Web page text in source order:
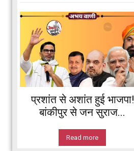
प्रशांत से अशांत हुई भाजपा!
बांकीपुर से जन सुराज...
Read more